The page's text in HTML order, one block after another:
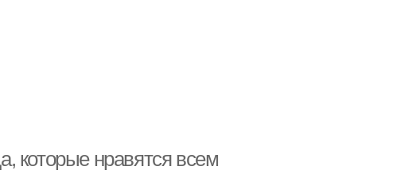
которые нравятся всем